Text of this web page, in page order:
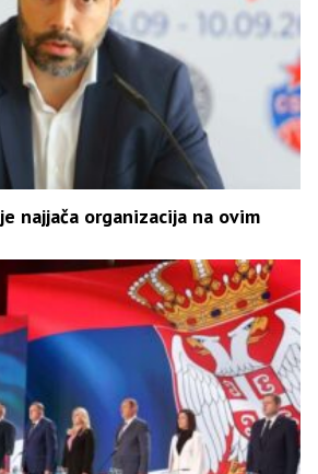
najjača organizacija na ovim